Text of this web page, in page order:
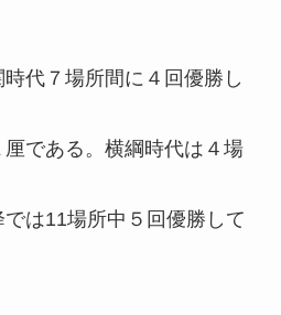
代７場所間に４回優勝し
である。横綱時代は４場
は11場所中５回優勝して